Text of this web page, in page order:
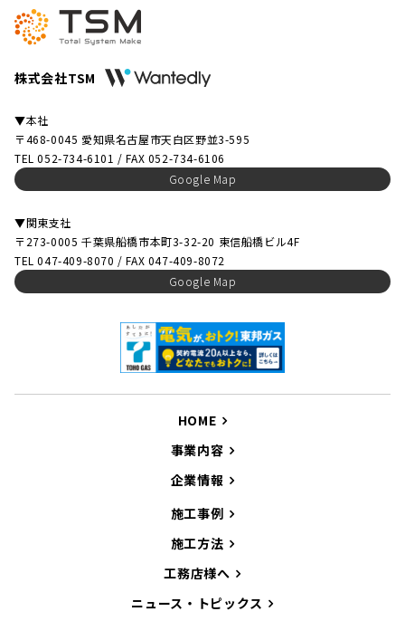
株式会社TSM
▼本社
〒468-0045 愛知県名古屋市天白区野並3-595
TEL 052-734-6101 / FAX 052-734-6106
Google Map
▼関東支社
〒273-0005 千葉県船橋市本町3-32-20 東信船橋ビル4F
TEL 047-409-8070 / FAX 047-409-8072
Google Map
HOME
事業内容
企業情報
施工事例
施工方法
工務店様へ
ニュース・トピックス